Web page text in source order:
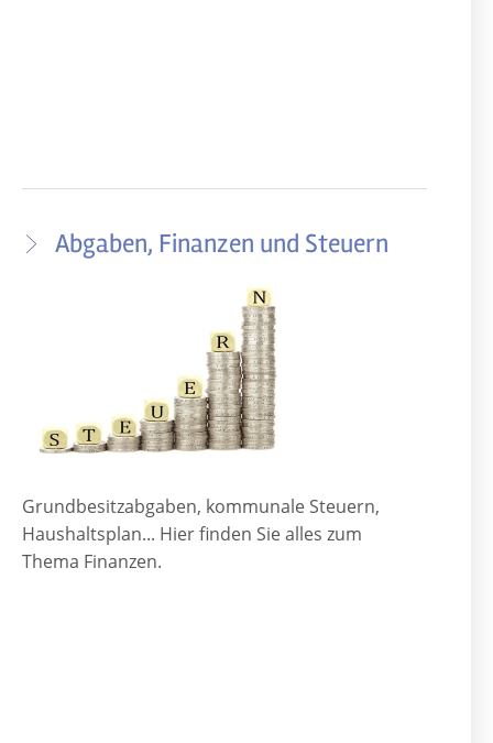
Abgaben, Finanzen und Steuern
Grundbesitzabgaben, kommunale Steuern,
Haushaltsplan... Hier finden Sie alles zum
Thema Finanzen.